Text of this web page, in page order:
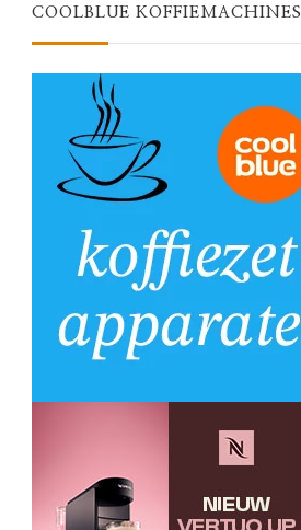
COOLBLUE KOFFIEMACHINES